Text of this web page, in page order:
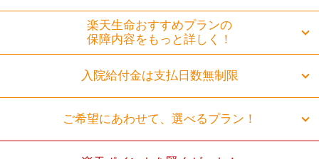
楽天生命おすすめプランの
保障内容をもっと詳しく！
入院給付金は支払日数無制限
ご希望にあわせて、選べるプラン！